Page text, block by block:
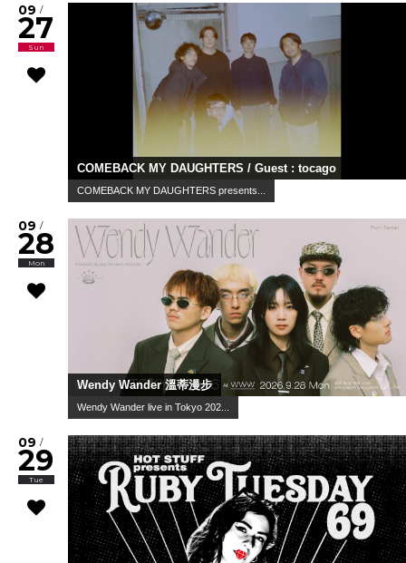
09 /
27
Sun
COMEBACK MY DAUGHTERS / Guest : tocago
COMEBACK MY DAUGHTERS presents...
09 /
28
Mon
Wendy Wander 溫蒂漫步
Wendy Wander live in Tokyo 202...
09 /
29
Tue